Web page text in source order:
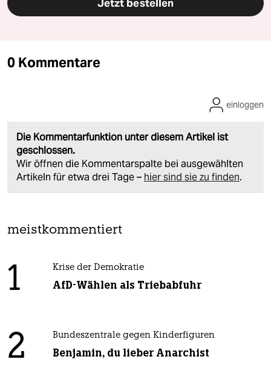
Jetzt bestellen
0 Kommentare
Die Kommentarfunktion unter diesem Artikel ist
geschlossen.
Wir öffnen die Kommentarspalte bei ausgewählten
Artikeln für etwa drei Tage – hier sind sie zu finden.
einloggen
meistkommentiert
1 Krise der Demokratie
AfD-Wählen als Triebabfuhr
2 Bundeszentrale gegen Kinderfiguren
Benjamin, du lieber Anarchist